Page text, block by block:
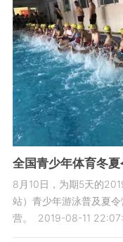
全国青少年体育冬
8月10日，为期5天的
站）青少年游泳普及夏
营。
2019-08-11